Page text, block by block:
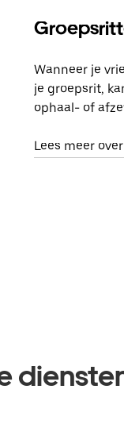
Wanneer je
je groepsrit,
ophaal- of
Lees meer